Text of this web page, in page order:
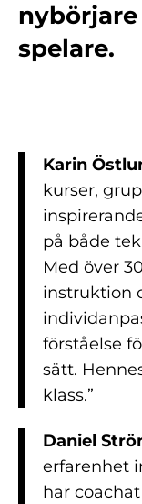
spelare.
Karin
kurser,
på både
Med över
instruktion
förståelse
sätt.
klass.”
Daniel
erfarenhet
har